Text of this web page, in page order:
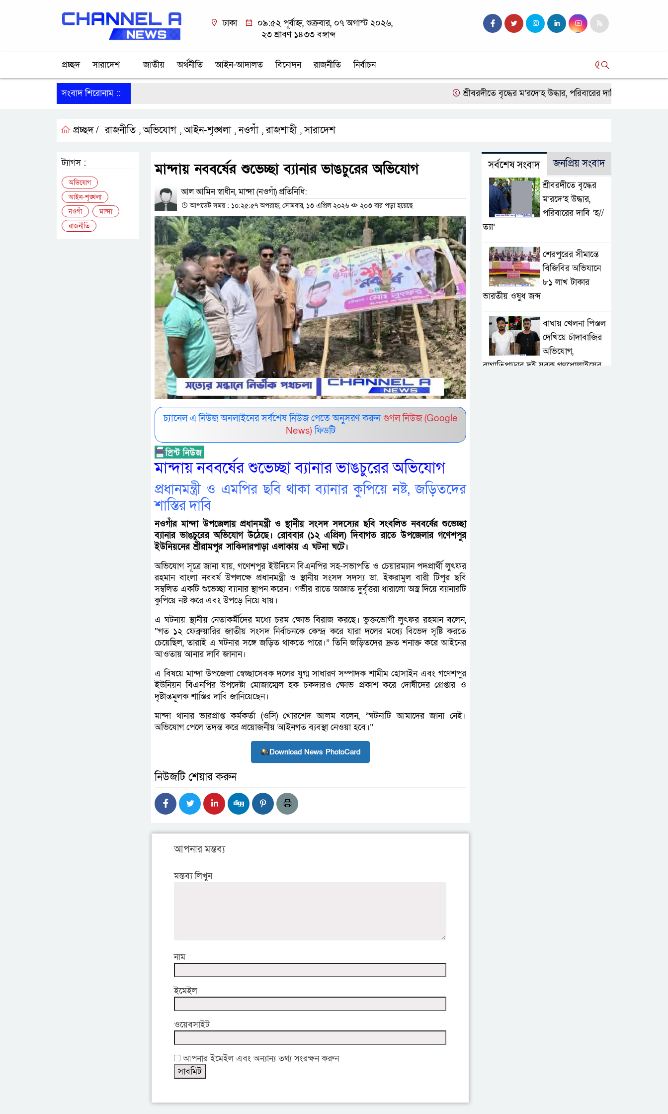
ঢাকা
০৯:৫২ পূর্বাহ্ন, শুক্রবার, ০৭ অগাস্ট ২০২৬,
২৩ শ্রাবণ ১৪৩৩ বঙ্গাব্দ
প্রচ্ছদ সারাদেশ জাতীয় অর্থনীতি আইন-আদালত বিনোদন রাজনীতি নির্বাচন
সংবাদ শিরোনাম :: শ্রীবরদীতে বৃদ্ধের ম’রদে’হ উদ্ধার, পরিবারের দাবি ‘হ//ত্যা’
প্রচ্ছদ / রাজনীতি ,অভিযোগ ,আইন-শৃঙ্খলা ,নওগাঁ ,রাজশাহী ,সারাদেশ
মান্দায় নববর্ষের শুভেচ্ছা ব্যানার ভাঙচুরের অভিযোগ
আল আমিন স্বাধীন, মান্দা (নওগাঁ) প্রতিনিধি:
আপডেট সময় : ১০:২৫:৫৭ অপরাহ্ন, সোমবার, ১৩ এপ্রিল ২০২৬ ২০৩ বার পড়া হয়েছে
চ্যানেল এ নিউজ অনলাইনের সর্বশেষ নিউজ পেতে অনুসরণ করুনগুগল নিউজ (Google
News) ফিডটি
মান্দায় নববর্ষের শুভেচ্ছা ব্যানার ভাঙচুরের অভিযোগ
প্রধানমন্ত্রী ও এমপির ছবি থাকা ব্যানার কুপিয়ে নষ্ট, জড়িতদের
শাস্তির দাবি
নওগাঁর মান্দা উপজেলায় প্রধানমন্ত্রী ও স্থানীয় সংসদ সদস্যের ছবি সংবলিত নববর্ষের শুভেচ্ছা
ব্যানার ভাঙচুরের অভিযোগ উঠেছে। রোববার (১২ এপ্রিল) দিবাগত রাতে উপজেলার গণেশপুর
ইউনিয়নের শ্রীরামপুর সাকিদারপাড়া এলাকায় এ ঘটনা ঘটে।
অভিযোগ সূত্রে জানা যায়, গণেশপুর ইউনিয়ন বিএনপির সহ-সভাপতি ও চেয়ারম্যান পদপ্রার্থী লুৎফর
রহমান বাংলা নববর্ষ উপলক্ষে প্রধানমন্ত্রী ও স্থানীয় সংসদ সদস্য ডা. ইকরামুল বারী টিপুর ছবি
সম্বলিত একটি শুভেচ্ছা ব্যানার স্থাপন করেন। গভীর রাতে অজ্ঞাত দুর্বৃত্তরা ধারালো অস্ত্র দিয়ে ব্যানারটি
কুপিয়ে নষ্ট করে এবং উপড়ে নিয়ে যায়।
এ ঘটনায় স্থানীয় নেতাকর্মীদের মধ্যে চরম ক্ষোভ বিরাজ করছে। ভুক্তভোগী লুৎফর রহমান বলেন,
“গত ১২ ফেব্রুয়ারির জাতীয় সংসদ নির্বাচনকে কেন্দ্র করে যারা দলের মধ্যে বিভেদ সৃষ্টি করতে
চেয়েছিল, তারাই এ ঘটনার সঙ্গে জড়িত থাকতে পারে।” তিনি জড়িতদের দ্রুত শনাক্ত করে আইনের
আওতায় আনার দাবি জানান।
এ বিষয়ে মান্দা উপজেলা স্বেচ্ছাসেবক দলের যুগ্ম সাধারণ সম্পাদক শামীম হোসাইন এবং গণেশপুর
ইউনিয়ন বিএনপির উপদেষ্টা মোজাম্মেল হক চকদারও ক্ষোভ প্রকাশ করে দোষীদের গ্রেপ্তার ও
দৃষ্টান্তমূলক শাস্তির দাবি জানিয়েছেন।
মান্দা থানার ভারপ্রাপ্ত কর্মকর্তা (ওসি) খোরশেদ আলম বলেন, “ঘটনাটি আমাদের জানা নেই।
অভিযোগ পেলে তদন্ত করে প্রয়োজনীয় আইনগত ব্যবস্থা নেওয়া হবে।”
Download News PhotoCard
নিউজটি শেয়ার করুন
আপনার মন্তব্য
মন্তব্য লিখুন
নাম
ইমেইল
ওয়েবসাইট
আপনার ইমেইল এবং অন্যান্য তথ্য সংরক্ষন করুন
ট্যাগস :
অভিযোগ
আইন-শৃঙ্খলা
নওগাঁ
মান্দা
রাজনীতি
সর্বশেষ সংবাদ জনপ্রিয় সংবাদ
শ্রীবরদীতে বৃদ্ধের
ম’রদে’হ উদ্ধার,
পরিবারের দাবি ‘হ//
ত্যা’
শেরপুরের সীমান্তে
বিজিবির অভিযানে
৮১ লাখ টাকার
ভারতীয় ওষুধ জব্দ
বাঘায় খেলনা পিস্তল
দেখিয়ে চাঁদাবাজির
অভিযোগ,
বাগাতিপাড়ার দুই যুবক গণধোলাইয়ের